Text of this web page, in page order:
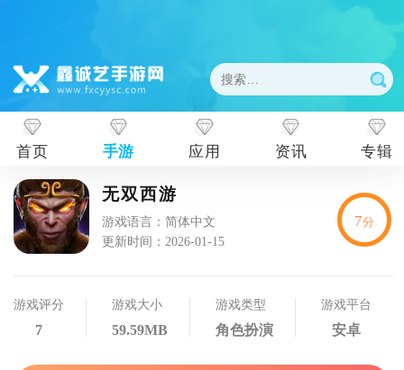
首页 手游 应用 资讯 专辑
无双西游
游戏语言：简体中文
更新时间：2026-01-15
游戏评分
7
游戏大小
59.59MB
游戏类型
角色扮演
游戏平台
安卓
7分